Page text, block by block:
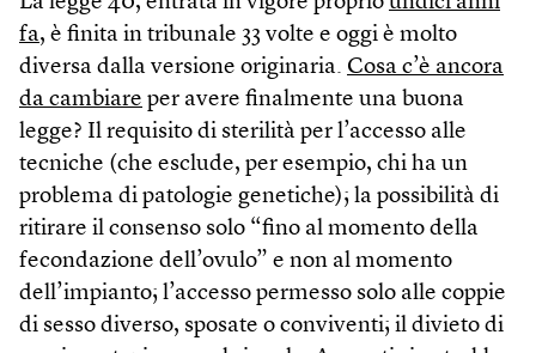
fa, è finita in tribunale 33 volte e oggi è molto
diversa dalla versione originaria. Cosa c’è ancora
da cambiare per avere finalmente una buona
legge? Il requisito di sterilità per l’accesso alle
tecniche (che esclude, per esempio, chi ha un
problema di patologie genetiche); la possibilità di
ritirare il consenso solo “fino al momento della
fecondazione dell’ovulo” e non al momento
dell’impianto; l’accesso permesso solo alle coppie
di sesso diverso, sposate o conviventi; il divieto di